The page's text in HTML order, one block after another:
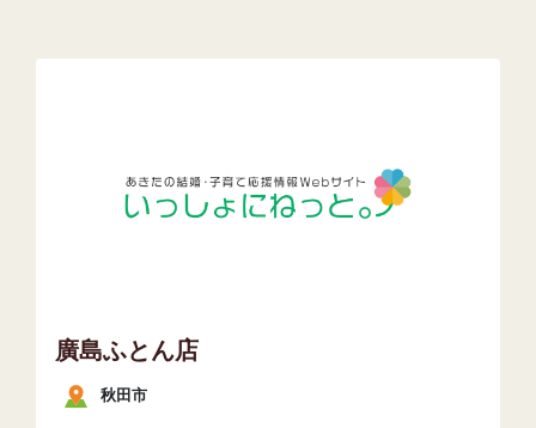
廣島ふとん店
秋田市